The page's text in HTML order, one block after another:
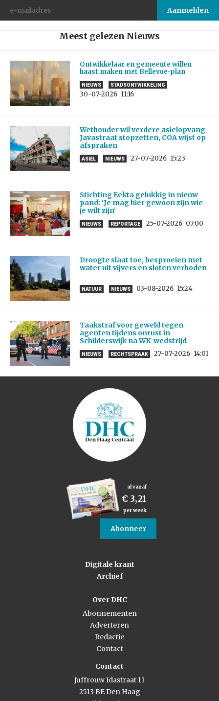
Meest gelezen Nieuws
Ontwikkelaar en gemeente willen
haast maken met Bellevue-plan
NIEUWS STADSONTWIKKELING
30-07-2026 11:16
Wethouder wil verdere asielopvang
Javastraat stopzetten, COA wijst op
afspraken
ASIEL NIEUWS 27-07-2026 15:23
Stichting Eekta gelukkig in nieuw
pand: ‘Je mag hier gewoon zijn wie
je wilt zijn’
NIEUWS REPORTAGE 25-07-2026 07:00
Droogte slaat toe, besproeien met
water uit vijvers en sloten verboden
NATUUR NIEUWS 03-08-2026 15:24
Taakstraf voor geweld tegen
agenten tijdens onrust in
Schilderswijk na WK-wedstrijd
NIEUWS RECHTSPRAAK 27-07-2026 14:01
al vanaf
€ 3,21
per week
Abonneer
Digitale krant
Archief
Over DHC
Abonnementen
Adverteren
Redactie
Contact
Contact
Juffrouw Idastraat 11
2513 BE Den Haag